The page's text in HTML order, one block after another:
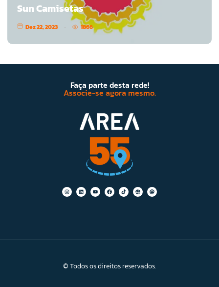
Sun Camisetas
Dez 22, 2023 1866
Faça parte desta rede!
Associe-se agora mesmo.
© Todos os direitos reservados.